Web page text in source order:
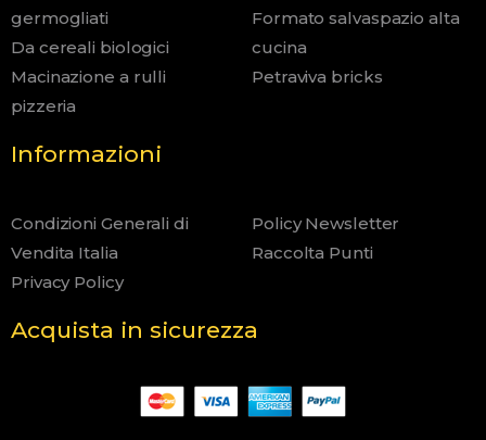
germogliati
Da cereali biologici
Macinazione a rulli
pizzeria
Formato salvaspazio alta
cucina
Petraviva bricks
Informazioni
Condizioni Generali di
Vendita Italia
Privacy Policy
Policy Newsletter
Raccolta Punti
Acquista in sicurezza